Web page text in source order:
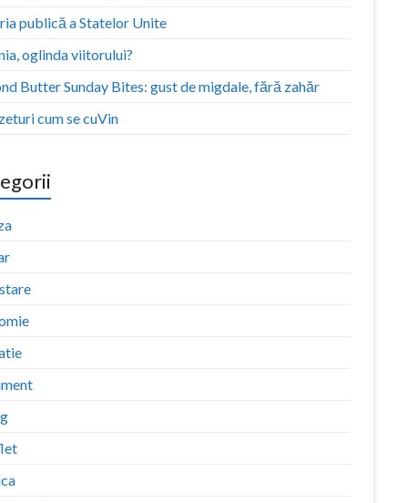
publică a Statelor Unite
oglinda viitorului?
Butter Sunday Bites: gust de migdale, fără zahăr
cum se cuVin